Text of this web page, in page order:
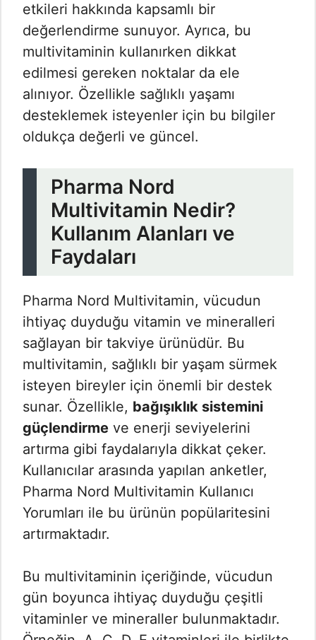
etkileri hakkında kapsamlı bir
değerlendirme sunuyor. Ayrıca, bu
multivitaminin kullanırken dikkat
edilmesi gereken noktalar da ele
alınıyor. Özellikle sağlıklı yaşamı
desteklemek isteyenler için bu bilgiler
oldukça değerli ve güncel.
Pharma Nord
Multivitamin Nedir?
Kullanım Alanları ve
Faydaları
Pharma Nord Multivitamin, vücudun
ihtiyaç duyduğu vitamin ve mineralleri
sağlayan bir takviye ürünüdür. Bu
multivitamin, sağlıklı bir yaşam sürmek
isteyen bireyler için önemli bir destek
sunar. Özellikle, bağışıklık sistemini
güçlendirme ve enerji seviyelerini
artırma gibi faydalarıyla dikkat çeker.
Kullanıcılar arasında yapılan anketler,
Pharma Nord Multivitamin Kullanıcı
Yorumları​ ile bu ürünün popülaritesini
artırmaktadır.
Bu multivitaminin içeriğinde, vücudun
gün boyunca ihtiyaç duyduğu çeşitli
vitaminler ve mineraller bulunmaktadır.